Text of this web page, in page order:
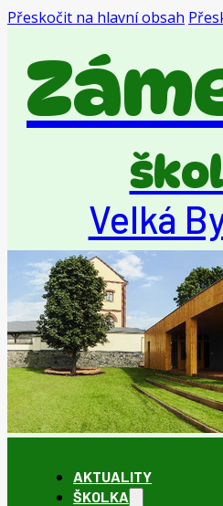
Přeskočit na hlavní obsah
Velká
AKTUALITY
ŠKOLKA